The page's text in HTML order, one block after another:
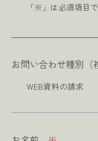
「※」は必須項目
お問い合わせ種別（
WEB資料の請求